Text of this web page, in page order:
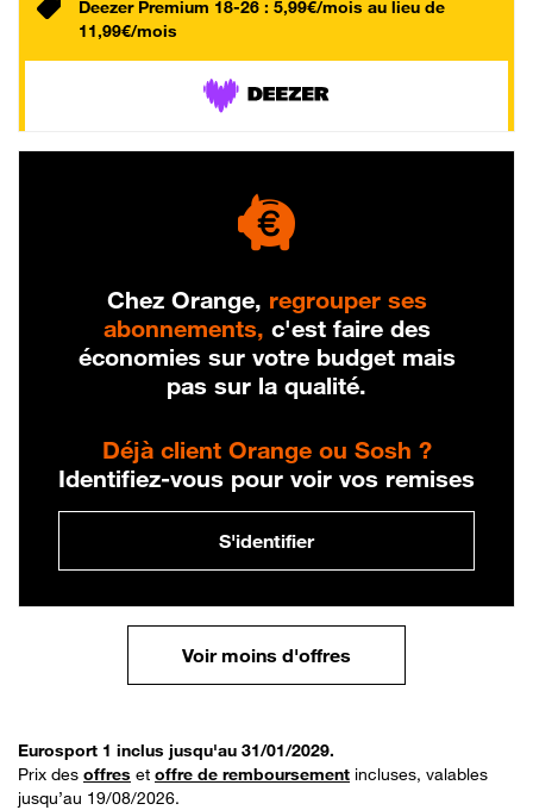
Deezer Premium 18-26 : 5,99€/mois au lieu de
11,99€/mois
Chez Orange, regrouper ses
abonnements, c'est faire des
économies sur votre budget mais
pas sur la qualité.
Déjà client Orange ou Sosh ?
Identifiez-vous pour voir vos remises
S'identifier
Voir moins d'offres
Eurosport 1 inclus jusqu'au 31/01/2029.
Prix des offres et offre de remboursement incluses, valables
jusqu’au 19/08/2026.